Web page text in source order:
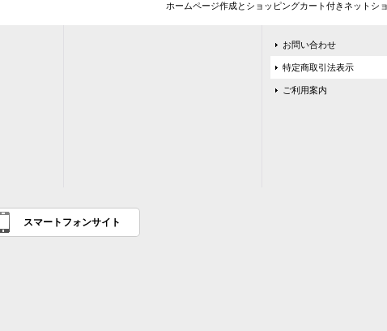
ホームページ作成とショッピングカート付きネットシ
お問い合わせ
特定商取引法表示
ご利用案内
スマートフォンサイト